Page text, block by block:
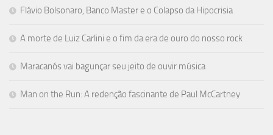
Flávio Bolsonaro, Banco Master e o Colapso da Hipocrisia
A morte de Luiz Carlini e o fim da era de ouro do nosso rock
Maracanós vai bagunçar seu jeito de ouvir música
Man on the Run: A redenção fascinante de Paul McCartney